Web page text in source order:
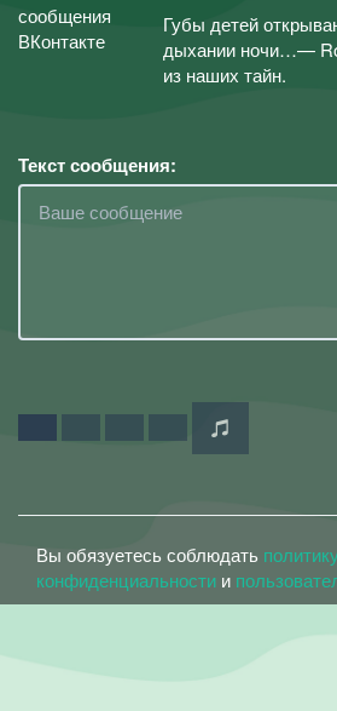
Губы детей
дыхании ночи…—
из наших тайн.
Текст сообщения:
Вы обязуетесь соблюдать политику
конфиденциальности и